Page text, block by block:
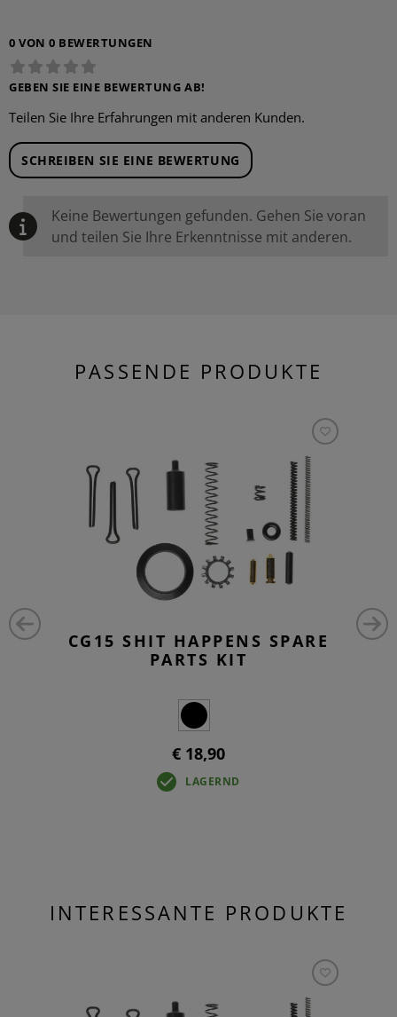
0 VON 0 BEWERTUNGEN
GEBEN SIE EINE BEWERTUNG AB!
Teilen Sie Ihre Erfahrungen mit anderen Kunden.
SCHREIBEN SIE EINE BEWERTUNG
Keine Bewertungen gefunden. Gehen Sie voran
und teilen Sie Ihre Erkenntnisse mit anderen.
PASSENDE PRODUKTE
CG15 SHIT HAPPENS SPARE
PARTS KIT
€ 18,90
LAGERND
INTERESSANTE PRODUKTE